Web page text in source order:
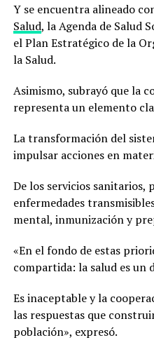
Y se encuentra alineado
Salud, la Agenda de Salud
el Plan Estratégico de la
la Salud.
Asimismo, subrayó que la
representa un elemento
La transformación del
impulsar acciones en
De los servicios
enfermedades
mental, inmunización y
«En el fondo de estas
compartida: la salud es un
Es inaceptable y la
las respuestas que
población», expresó.